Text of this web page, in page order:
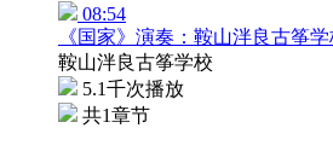
08:54
《国家》演奏：鞍山泮良古筝学
鞍山泮良古筝学校
5.1千次播放
共1章节